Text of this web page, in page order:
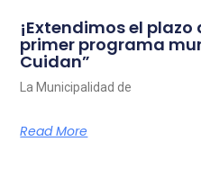
¡Extendimos el
primer programa
Cuidan”
La Municipalidad de
Read More